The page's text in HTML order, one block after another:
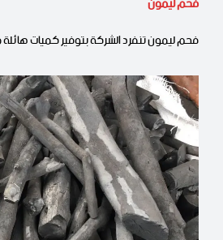
فحم ليمون تنفرد الشركة بتوفير كميات